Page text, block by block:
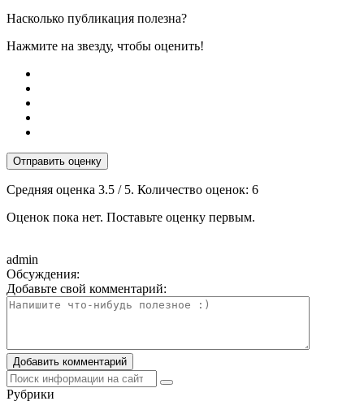
Насколько публикация полезна?
Нажмите на звезду, чтобы оценить!
Отправить оценку
Средняя оценка 3.5 / 5. Количество оценок: 6
Оценок пока нет. Поставьте оценку первым.
admin
Обсуждения:
Добавьте свой комментарий:
Рубрики